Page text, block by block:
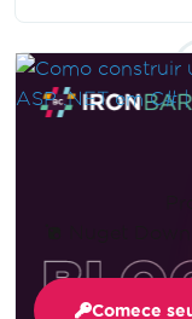
otimizando as
Nuget
Comece